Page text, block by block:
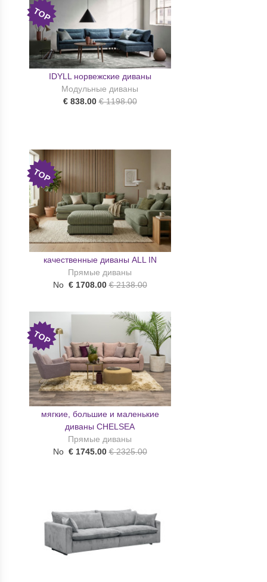
TOP
IDYLL норвежские диваны
Модульные диваны
€ 838.00 € 1198.00
TOP
качественные диваны ALL IN
Прямые диваны
No € 1708.00 € 2138.00
TOP
мягкие, большие и маленькие
диваны CHELSEA
Прямые диваны
No € 1745.00 € 2325.00